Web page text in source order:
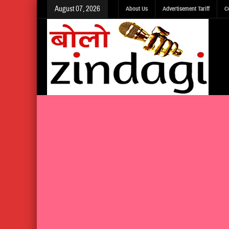
August 07, 2026 About Us Advertisement Tariff